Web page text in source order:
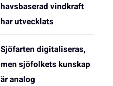
havsbaserad vindkraft
har utvecklats
Sjöfarten digitaliseras,
men sjöfolkets kunskap
är analog